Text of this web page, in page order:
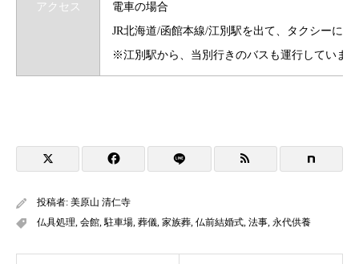
アクセス
電車の場合
JR北海道/函館本線/江別駅を出て、タクシーに乗
※江別駅から、当別行きのバスも運行していま
投稿者: 美原山 清仁寺
仏具処理, 会館,駐車場, 葬儀, 家族葬, 仏前結婚式, 法事, 永代供養